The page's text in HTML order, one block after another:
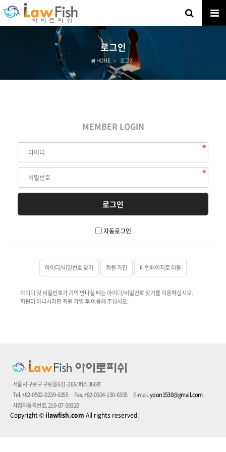
로그인
HOME 로그인
MEMBER LOGIN
자동로그인
아이디/비밀번호 찾기 회원 가입 메인페이지로 이동
아이디 및 비밀번호가 기억 안나실 때는 아이디/비밀번호 찾기를 이용하십시오.
회원이 아니시라면 회원 가입 후 이용해 주십시오.
서울시 구로구 구로동 611-26오퍼스 366호
Tel. +82-0502-0239-6355
Fax. +82-0504-150-6355 E-mail.yoon1530@gmail.com
사업자등록번호. 210-07-59320
Copyright©ilawfish.com All rights reserved.